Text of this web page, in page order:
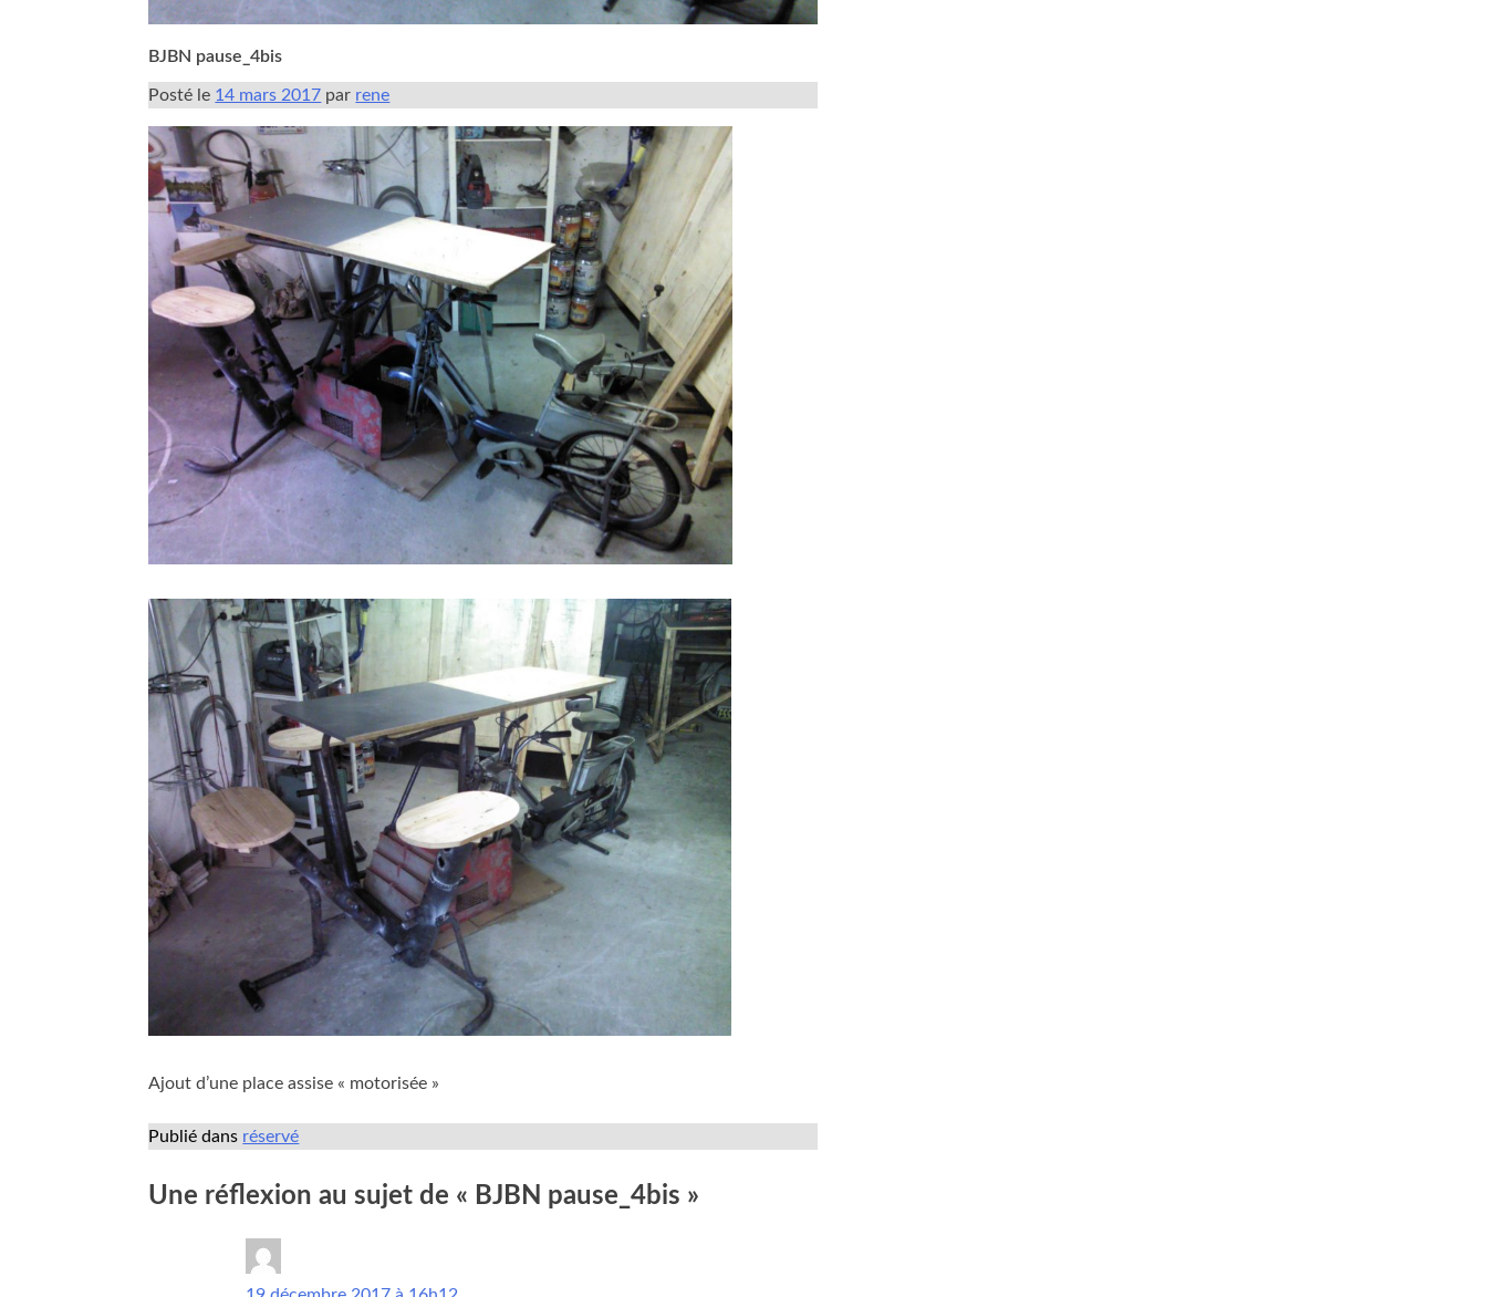
BJBN pause_4bis
Posté le 14 mars 2017 par rene
Ajout d’une place assise « motorisée »
Publié dans réservé
Une réflexion au sujet de « BJBN pause_4bis »